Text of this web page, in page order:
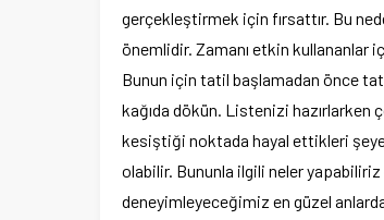
gerçekleştirmek için fırsattır. Bu
önemlidir. Zamanı etkin kullananlar
Bunun için tatil başlamadan önce
kağıda dökün. Listenizi hazırlarken
kesiştiği noktada hayal ettikleri
olabilir. Bununla ilgili neler
deneyimleyeceğimiz en güzel